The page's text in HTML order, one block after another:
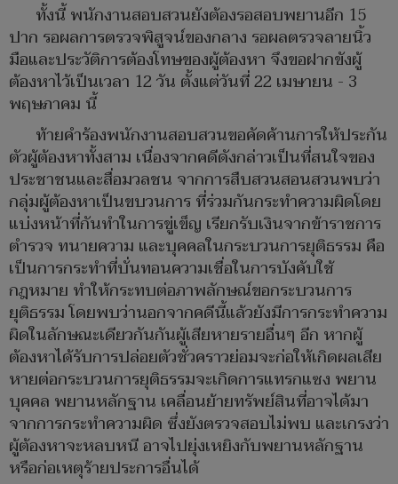
ทั้งนี้ พนักงานสอบสวนยังต้องรอสอบพยานอีก 15
ปาก รอผลการตรวจพิสูจน์ของกลาง รอผลตรวจลายนิ้ว
มือและประวัติการต้องโทษของผู้ต้องหา จึงขอฝากขังผู้
ต้องหาไว้เป็นเวลา 12 วัน ตั้งแต่วันที่ 22 เมษายน - 3
พฤษภาคม นี้
ท้ายคำร้องพนักงานสอบสวนขอคัดค้านการให้ประกัน
ตัวผู้ต้องหาทั้งสาม เนื่องจากคดีดังกล่าวเป็นที่สนใจของ
ประชาชนและสื่อมวลชน จากการสืบสวนสอนสวนพบว่า
กลุ่มผู้ต้องหาเป็นขบวนการ ที่ร่วมกันกระทำความผิดโดย
แบ่งหน้าที่กันทำในการขู่เข็ญ เรียกรับเงินจากข้าราชการ
ตำรวจ ทนายความ และบุคคลในกระบวนการยุติธรรม คือ
เป็นการกระทำที่บั่นทอนความเชื่อในการบังคับใช้
กฎหมาย ทำให้กระทบต่อภาพลักษณ์ขอกระบวนการ
ยุติธรรม โดยพบว่านอกจากคดีนี้แล้วยังมีการกระทำความ
ผิดในลักษณะเดียวกันกันผู้เสียหายรายอื่นๆ อีก หากผู้
ต้องหาได้รับการปล่อยตัวชั่วคราวย่อมจะก่อให้เกิดผลเสีย
หายต่อกระบวนการยุติธรรมจะเกิดการแทรกแซง พยาน
บุคคล พยานหลักฐาน เคลื่อนย้ายทรัพย์สินที่อาจได้มา
จากการกระทำความผิด ซึ่งยังตรวจสอบไม่พบ และเกรงว่า
ผู้ต้องหาจะหลบหนี อาจไปยุ่งเหยิงกับพยานหลักฐาน
หรือก่อเหตุร้ายประการอื่นได้